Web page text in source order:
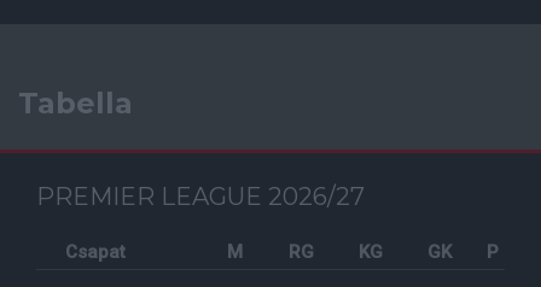
Tabella
PREMIER LEAGUE 2026/27
Csapat M RG KG GK P